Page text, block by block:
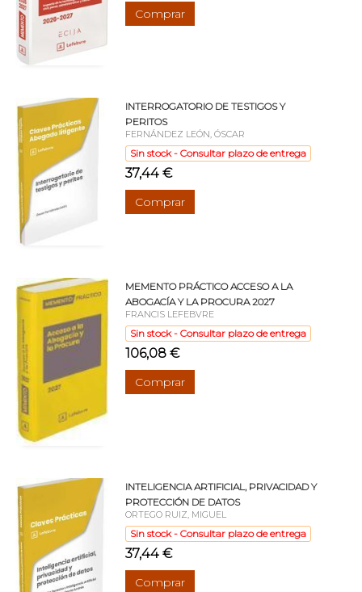
Comprar
INTERROGATORIO DE TESTIGOS Y
PERITOS
FERNÁNDEZ LEÓN, ÓSCAR
Sin stock - Consultar plazo de entrega
37,44 €
Comprar
MEMENTO PRÁCTICO ACCESO A LA
ABOGACÍA Y LA PROCURA 2027
FRANCIS LEFEBVRE
Sin stock - Consultar plazo de entrega
106,08 €
Comprar
INTELIGENCIA ARTIFICIAL, PRIVACIDAD Y
PROTECCIÓN DE DATOS
ORTEGO RUIZ, MIGUEL
Sin stock - Consultar plazo de entrega
37,44 €
Comprar